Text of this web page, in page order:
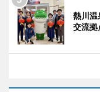
熱川
交流拠